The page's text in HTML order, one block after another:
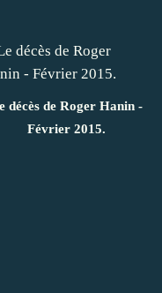
décès de Roger Hanin -
Février 2015.